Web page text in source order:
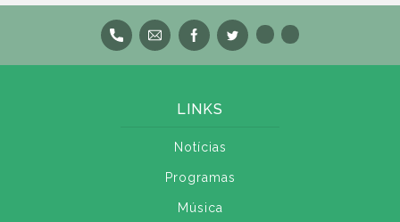
LINKS
Notícias
Programas
Música